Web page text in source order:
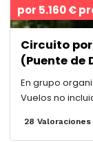
por 5.160 €
Circuito
(Puente de
En grupo
Vuelos no
28 Valoraciones